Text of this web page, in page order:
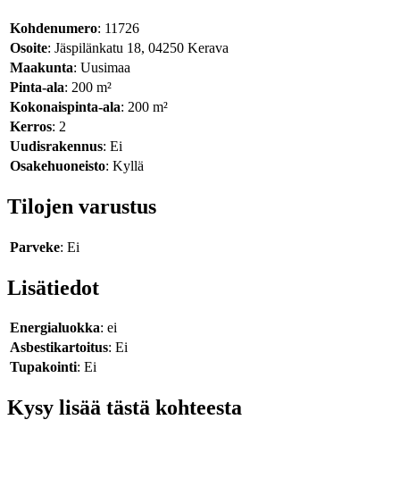
Kohdenumero: 11726
Osoite: Jäspilänkatu 18, 04250 Kerava
Maakunta: Uusimaa
Pinta-ala: 200 m²
Kokonaispinta-ala: 200 m²
Kerros: 2
Uudisrakennus: Ei
Osakehuoneisto: Kyllä
Tilojen varustus
Parveke: Ei
Lisätiedot
Energialuokka: ei
Asbestikartoitus: Ei
Tupakointi: Ei
Kysy lisää tästä kohteesta